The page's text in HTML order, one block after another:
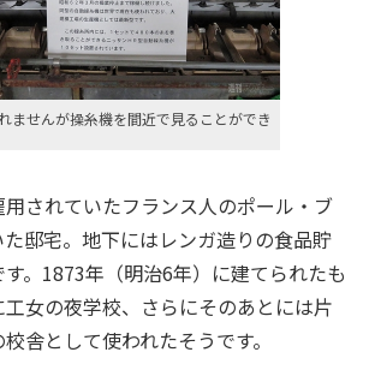
ませんが操糸機を間近で見ることができ
されていたフランス人のポール・ブ
邸宅。地下にはレンガ造りの食品貯
。1873年（明治6年）に建てられたも
女の夜学校、さらにそのあとには片
舎として使われたそうです。